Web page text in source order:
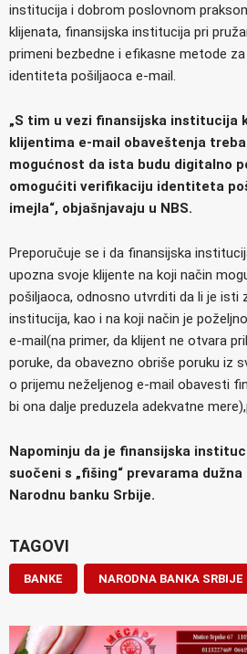
institucija i dobrom poslovnom
klijenata, finansijska institucija pri
primeni bezbedne i efikasne metode
identiteta pošiljaoca e-mail.
„S tim u vezi finansijska institucija
klijentima e-mail obaveštenja
mogućnost da ista budu digitalno
omogućiti verifikaciju identiteta
imejla“, objašnjavaju u NBS.
Preporučuje se i da finansijska
upozna svoje klijente na koji način
pošiljaoca, odnosno utvrditi da li je isti
institucija, kao i na koji način je
e-mail(na primer, da klijent ne otvara
poruke, da obavezno obriše poruku iz
o prijemu neželjenog e-mail obavesti
bi ona dalje preduzela adekvatne
Napominju da je finansijska
suočeni s „fišing“ prevarama
Narodnu banku Srbije.
TAGOVI
BANKE NARODNA BANKA SRBIJE